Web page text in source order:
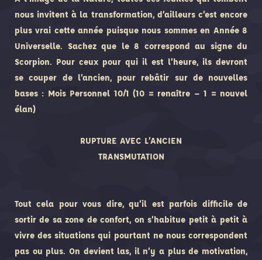
nous invitent à la transformation, d’ailleurs c’est encore
plus vrai cette année puisque nous sommes en Année 8
Universelle. Sachez que le 8 correspond au signe du
Scorpion. Pour ceux pour qui il est l’heure, ils devront
se couper de l’ancien, pour rebâtir sur de nouvelles
bases : Mois Personnel 10/1 (10 = renaître – 1 = nouvel
élan)
RUPTURE AVEC L’ANCIEN
TRANSMUTATION
Tout cela pour vous dire, qu’il est parfois difficile de
sortir de sa zone de confort, on s’habitue petit à petit à
vivre des situations qui pourtant ne nous correspondent
pas ou plus. On devient las, il n’y a plus de motivation,